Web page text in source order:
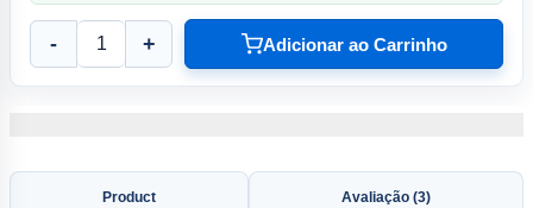
- + Adicionar ao Carrinho
Product Avaliação (3)